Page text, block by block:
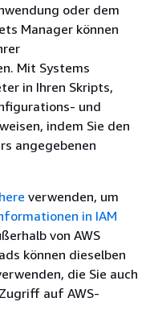
oder dem
Manager können
Mit Systems
in Ihren Skripts,
und
indem Sie den
angegebenen
verwenden, um
in IAM
von AWS
können dieselben
die Sie auch
auf AWS-